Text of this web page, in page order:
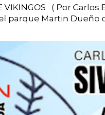
VIKINGOS ( Por
parque Martin Dueño